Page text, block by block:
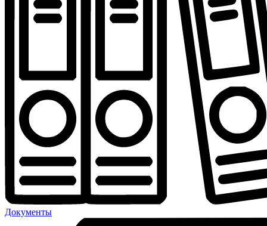
Документы